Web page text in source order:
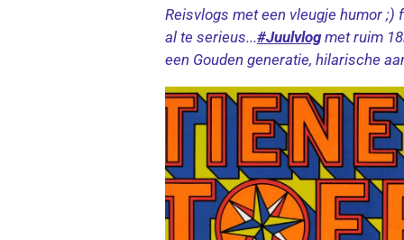
Reisvlogs met een vleugje humor
al te serieus...#Juulvlogmet ruim
een Gouden generatie, hilarische